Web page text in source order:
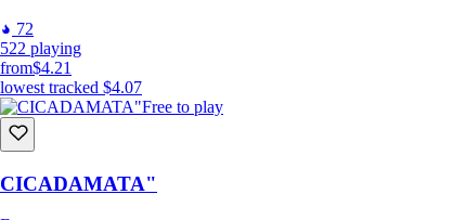
72
522 playing
from$4.21
lowest tracked $4.07
Free to play
CICADAMATA"